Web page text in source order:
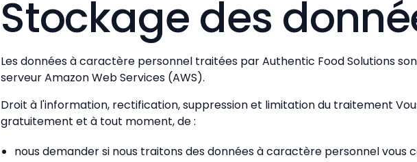
Stockage des
Les données à caractère personnel traitées par Authentic Food Solutions
serveur Amazon Web Services (AWS).
Droit à l'information, rectification, suppression et limitation du traitement
gratuitement et à tout moment, de :
nous demander si nous traitons des données à caractère personnel vous